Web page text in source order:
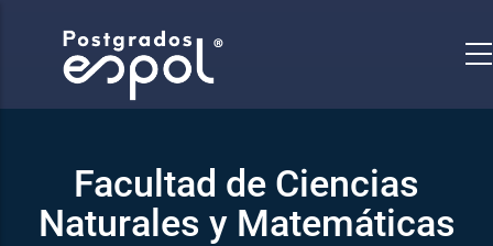
contenido
principal
Facultad de Ciencias
Naturales y Matemáticas